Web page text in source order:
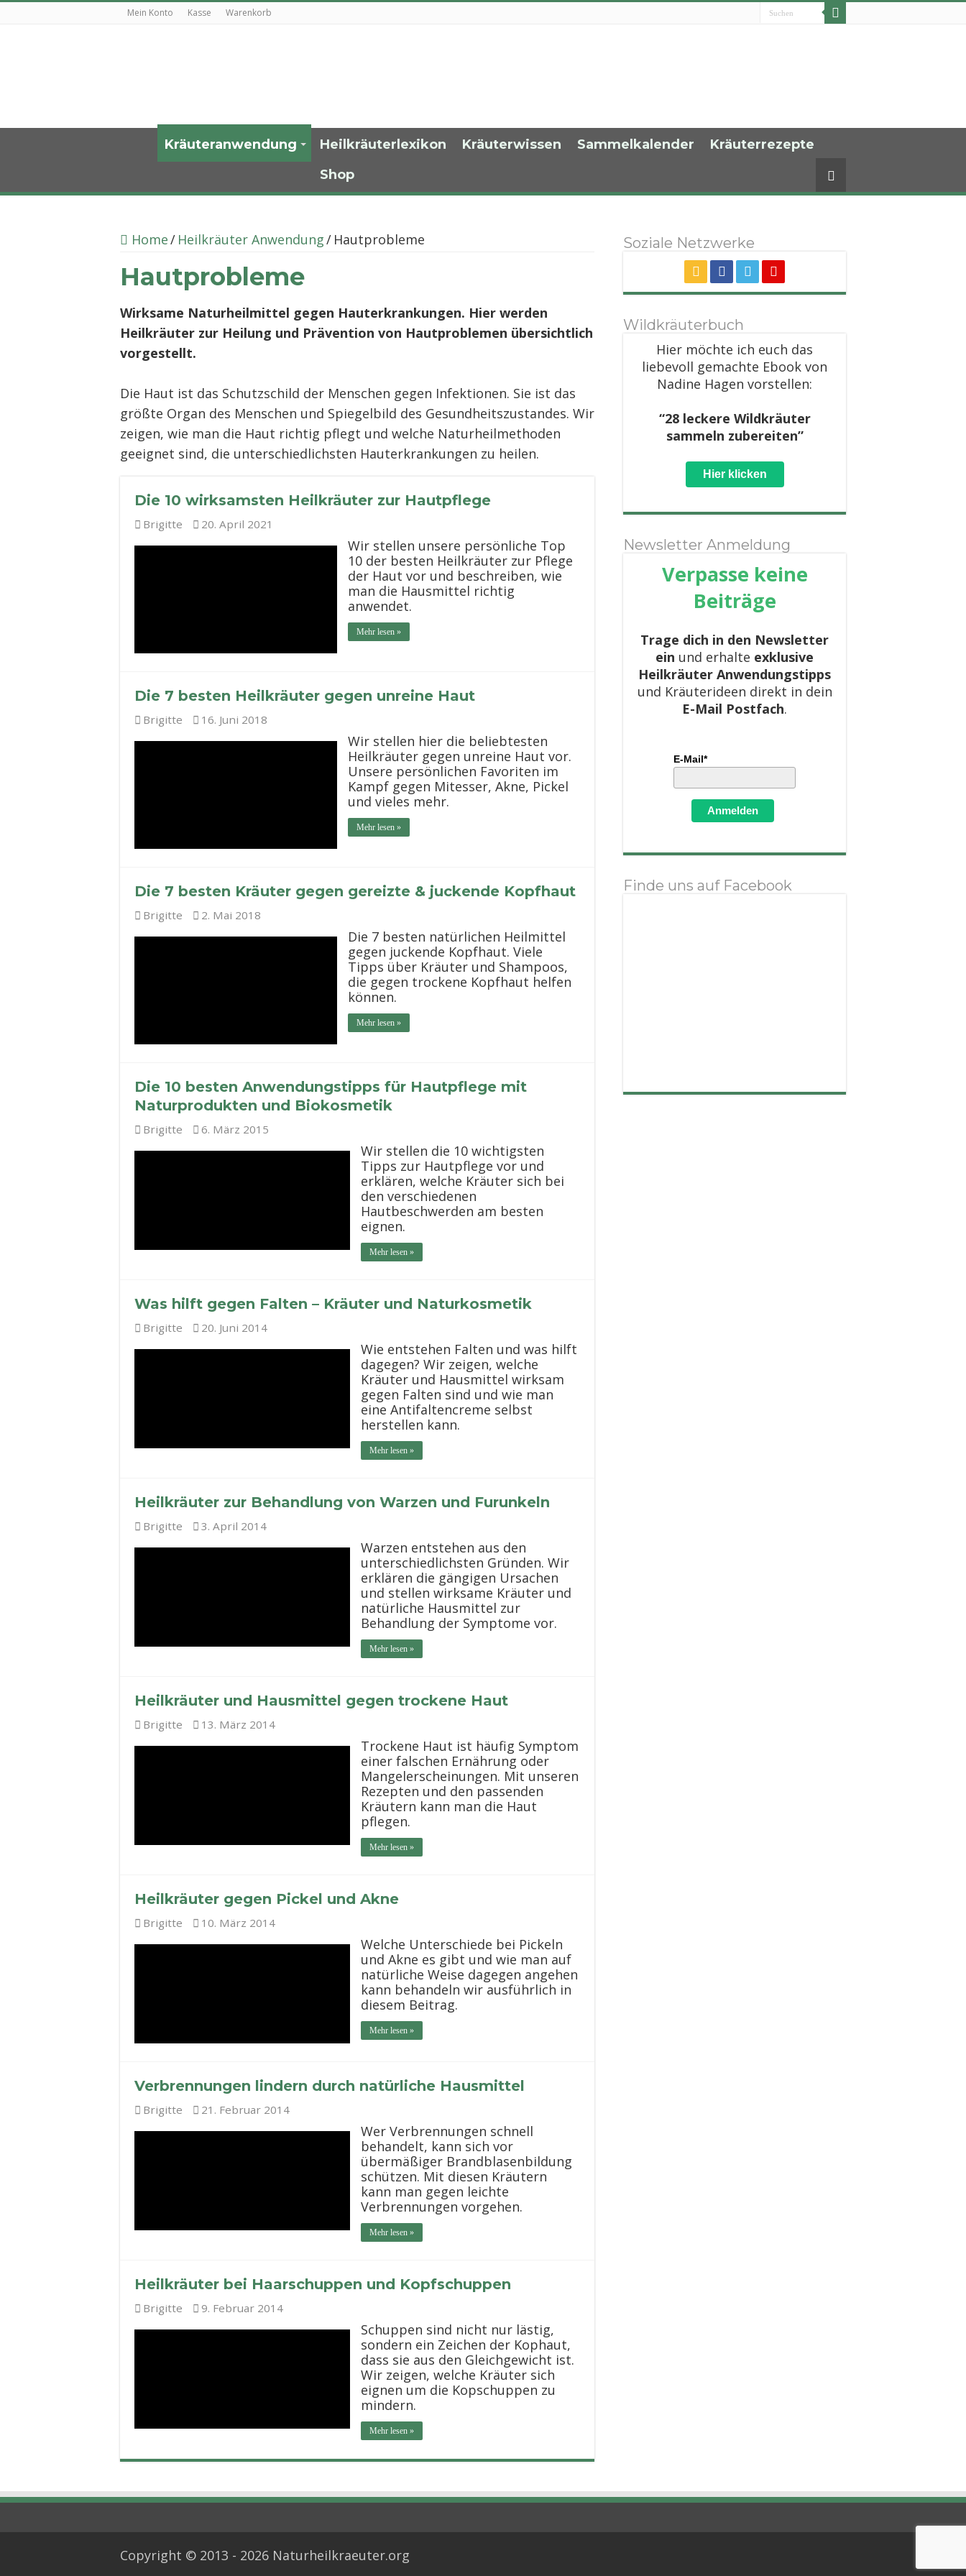
Mein Konto Kasse Warenkorb
Kräuteranwendung Heilkräuterlexikon Kräuterwissen Sammelkalender
Kräuterrezepte
Shop
Home/ Heilkräuter Anwendung/ Hautprobleme
Hautprobleme
Wirksame Naturheilmittel gegen Hauterkrankungen. Hier werden
Heilkräuter zur Heilung und Prävention von Hautproblemen übersichtlich
vorgestellt.
Die Haut ist das Schutzschild der Menschen gegen Infektionen. Sie ist das
größte Organ des Menschen und Spiegelbild des Gesundheitszustandes. Wir
zeigen, wie man die Haut richtig pflegt und welche Naturheilmethoden
geeignet sind, die unterschiedlichsten Hauterkrankungen zu heilen.
Die 10 wirksamsten Heilkräuter zur Hautpflege
Brigitte 20. April 2021
Wir stellen unsere persönliche Top
10 der besten Heilkräuter zur Pflege
der Haut vor und beschreiben, wie
man die Hausmittel richtig
anwendet.
Mehr lesen »
Die 7 besten Heilkräuter gegen unreine Haut
Brigitte 16. Juni 2018
Wir stellen hier die beliebtesten
Heilkräuter gegen unreine Haut vor.
Unsere persönlichen Favoriten im
Kampf gegen Mitesser, Akne, Pickel
und vieles mehr.
Mehr lesen »
Die 7 besten Kräuter gegen gereizte & juckende Kopfhaut
Brigitte 2. Mai 2018
Die 7 besten natürlichen Heilmittel
gegen juckende Kopfhaut. Viele
Tipps über Kräuter und Shampoos,
die gegen trockene Kopfhaut helfen
können.
Mehr lesen »
Die 10 besten Anwendungstipps für Hautpflege mit
Naturprodukten und Biokosmetik
Brigitte 6. März 2015
Wir stellen die 10 wichtigsten
Tipps zur Hautpflege vor und
erklären, welche Kräuter sich bei
den verschiedenen
Hautbeschwerden am besten
eignen.
Mehr lesen »
Was hilft gegen Falten – Kräuter und Naturkosmetik
Brigitte 20. Juni 2014
Wie entstehen Falten und was hilft
dagegen? Wir zeigen, welche
Kräuter und Hausmittel wirksam
gegen Falten sind und wie man
eine Antifaltencreme selbst
herstellen kann.
Mehr lesen »
Heilkräuter zur Behandlung von Warzen und Furunkeln
Brigitte 3. April 2014
Warzen entstehen aus den
unterschiedlichsten Gründen. Wir
erklären die gängigen Ursachen
und stellen wirksame Kräuter und
natürliche Hausmittel zur
Behandlung der Symptome vor.
Mehr lesen »
Heilkräuter und Hausmittel gegen trockene Haut
Brigitte 13. März 2014
Trockene Haut ist häufig Symptom
einer falschen Ernährung oder
Mangelerscheinungen. Mit unseren
Rezepten und den passenden
Kräutern kann man die Haut
pflegen.
Mehr lesen »
Heilkräuter gegen Pickel und Akne
Brigitte 10. März 2014
Welche Unterschiede bei Pickeln
und Akne es gibt und wie man auf
natürliche Weise dagegen angehen
kann behandeln wir ausführlich in
diesem Beitrag.
Mehr lesen »
Verbrennungen lindern durch natürliche Hausmittel
Brigitte 21. Februar 2014
Wer Verbrennungen schnell
behandelt, kann sich vor
übermäßiger Brandblasenbildung
schützen. Mit diesen Kräutern
kann man gegen leichte
Verbrennungen vorgehen.
Mehr lesen »
Heilkräuter bei Haarschuppen und Kopfschuppen
Brigitte 9. Februar 2014
Schuppen sind nicht nur lästig,
sondern ein Zeichen der Kophaut,
dass sie aus den Gleichgewicht ist.
Wir zeigen, welche Kräuter sich
eignen um die Kopschuppen zu
mindern.
Mehr lesen »
Soziale Netzwerke
Wildkräuterbuch
Hier möchte ich euch das
liebevoll gemachte Ebook von
Nadine Hagen vorstellen:
“28 leckere Wildkräuter
sammeln zubereiten”
Hier klicken
Newsletter Anmeldung
Verpasse keine
Beiträge
Trage dich in den Newsletter
ein und erhalte exklusive
Heilkräuter Anwendungstipps
und Kräuterideen direkt in dein
E-Mail Postfach.
E-Mail*
Anmelden
Finde uns auf Facebook
Copyright © 2013 - 2026 Naturheilkraeuter.org